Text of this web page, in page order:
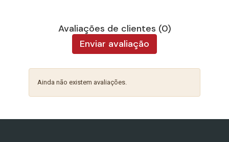
Avaliações de clientes (0)
Enviar avaliação
Ainda não existem avaliações.